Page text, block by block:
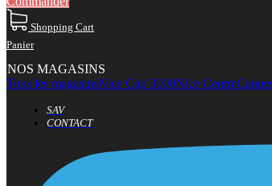
Shopping Cart
Panier
NOS MAGASINS
Tous les magasinsNice Cap 3000Nice Centre
SAV
CONTACT